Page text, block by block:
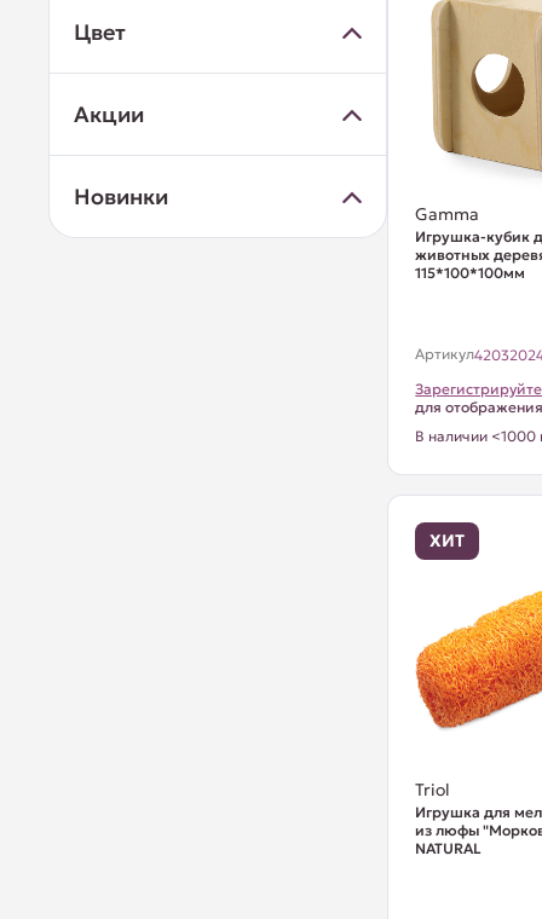
Цвет
Акции
Новинки
Gamma
Игрушка-кубик
животных
115*100*100мм
Артикул
для
В наличии <1000
ХИТ
Triol
Игрушка для
из люфы
NATURAL